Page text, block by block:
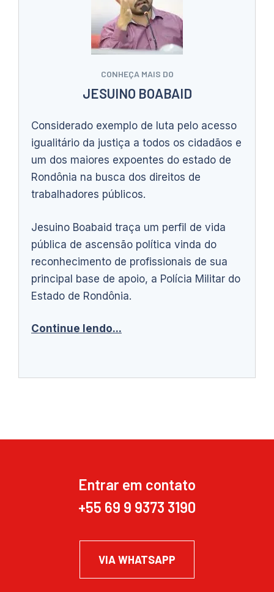
CONHEÇA MAIS DO
JESUINO BOABAID
Considerado exemplo de luta pelo acesso
igualitário da justiça a todos os cidadãos e
um dos maiores expoentes do estado de
Rondônia na busca dos direitos de
trabalhadores públicos.
Jesuino Boabaid traça um perfil de vida
pública de ascensão política vinda do
reconhecimento de profissionais de sua
principal base de apoio, a Polícia Militar do
Estado de Rondônia.
Continue lendo...
Entrar em contato
+55 69 9 9373 3190
VIA WHATSAPP